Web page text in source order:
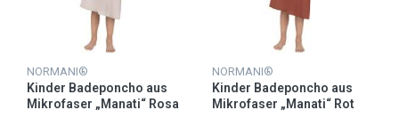
NORMANI®
Kinder Badeponcho aus
Mikrofaser „Manati“ Rosa
NORMANI®
Kinder Badeponcho aus
Mikrofaser „Manati“ Rot